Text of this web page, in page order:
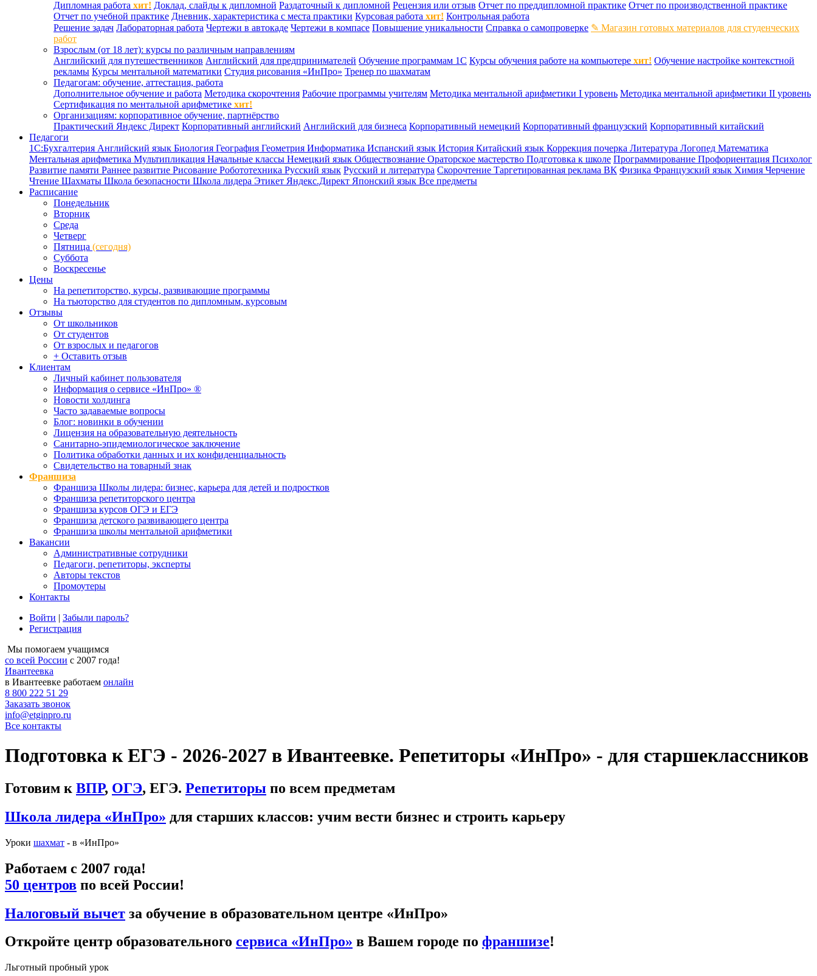
Дипломная работа хит! Доклад, слайды к дипломной Раздаточный к дипломной Рецензия или отзыв Отчет по преддипломной практике Отчет по производственной практике
Отчет по учебной практике Дневник, характеристика с места практики Курсовая работа хит! Контрольная работа
Решение задач Лабораторная работа Чертежи в автокаде Чертежи в компасе Повышение уникальности Справка о самопроверке ✎ Магазин готовых материалов для студенческих
работ
Взрослым (от 18 лет): курсы по различным направлениям
Английский для путешественников Английский для предпринимателей Обучение программам 1С Курсы обучения работе на компьютере хит! Обучение настройке контекстной
рекламы Курсы ментальной математики Студия рисования «ИнПро» Тренер по шахматам
Педагогам: обучение, аттестация, работа
Дополнительное обучение и работа Методика скорочтения Рабочие программы учителям Методика ментальной арифметики I уровень Методика ментальной арифметики II уровень
Сертификация по ментальной арифметике хит!
Организациям: корпоративное обучение, партнёрство
Практический Яндекс Директ Корпоративный английский Английский для бизнеса Корпоративный немецкий Корпоративный французский Корпоративный китайский
Педагоги
1С:Бухгалтерия Английский язык Биология География Геометрия Информатика Испанский язык История Китайский язык Коррекция почерка Литература Логопед Математика
Ментальная арифметика Мультипликация Начальные классы Немецкий язык Обществознание Ораторское мастерство Подготовка к школе Программирование Профориентация Психолог
Развитие памяти Раннее развитие Рисование Робототехника Русский язык Русский и литература Скорочтение Таргетированная реклама ВК Физика Французский язык Химия Черчение
Чтение Шахматы Школа безопасности Школа лидера Этикет Яндекс.Директ Японский язык Все предметы
Расписание
Понедельник
Вторник
Среда
Четверг
Пятница (сегодня)
Суббота
Воскресенье
Цены
На репетиторство, курсы, развивающие программы
На тьюторство для студентов по дипломным, курсовым
Отзывы
От школьников
От студентов
От взрослых и педагогов
+ Оставить отзыв
Клиентам
Личный кабинет пользователя
Информация о сервисе «ИнПро» ®
Новости холдинга
Часто задаваемые вопросы
Блог: новинки в обучении
Лицензия на образовательную деятельность
Санитарно-эпидемиологическое заключение
Политика обработки данных и их конфиденциальность
Свидетельство на товарный знак
Франшиза
Франшиза Школы лидера: бизнес, карьера для детей и подростков
Франшиза репетиторского центра
Франшиза курсов ОГЭ и ЕГЭ
Франшиза детского развивающего центра
Франшиза школы ментальной арифметики
Вакансии
Административные сотрудники
Педагоги, репетиторы, эксперты
Авторы текстов
Промоутеры
Контакты
Войти | Забыли пароль?
Регистрация
Мы помогаем учащимся
со всей России с 2007 года!
Ивантеевка
в Ивантеевке работаем онлайн
8 800 222 51 29
Заказать звонок
info@etginpro.ru
Все контакты
Подготовка к ЕГЭ - 2026-2027 в Ивантеевке. Репетиторы «ИнПро» - для старшеклассников
Готовим к ВПР, ОГЭ, ЕГЭ. Репетиторы по всем предметам
Школа лидера «ИнПро» для старших классов: учим вести бизнес и строить карьеру
Уроки шахмат - в «ИнПро»
Работаем с 2007 года!
50 центров по всей России!
Налоговый вычет за обучение в образовательном центре «ИнПро»
Откройте центр образовательного сервиса «ИнПро» в Вашем городе по франшизе!
Льготный пробный урок